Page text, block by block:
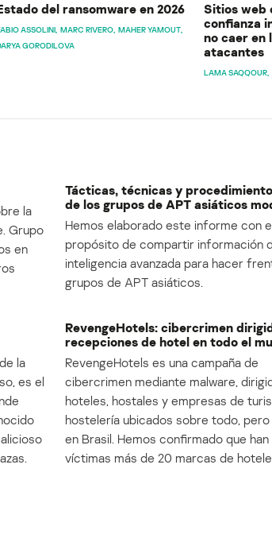
del ransomware en 2026
ASSOLINI MARC RIVERO MAHER YAMOUT
GORODILOVA
Sitios web
confianza
no caer en
atacantes
LAMA SAQQOUR
la
Grupo
en
Tácticas, técnicas y
de los grupos de APT asiáticos
Hemos elaborado este informe con
propósito de compartir información
inteligencia avanzada para hacer
grupos de APT asiáticos.
la
es el
RevengeHotels: cibercrimen
recepciones de hotel en todo el
RevengeHotels es una campaña de
cibercrimen mediante malware,
hoteles, hostales y empresas de
hostelería ubicados sobre todo, pero
en Brasil. Hemos confirmado que
víctimas más de 20 marcas de